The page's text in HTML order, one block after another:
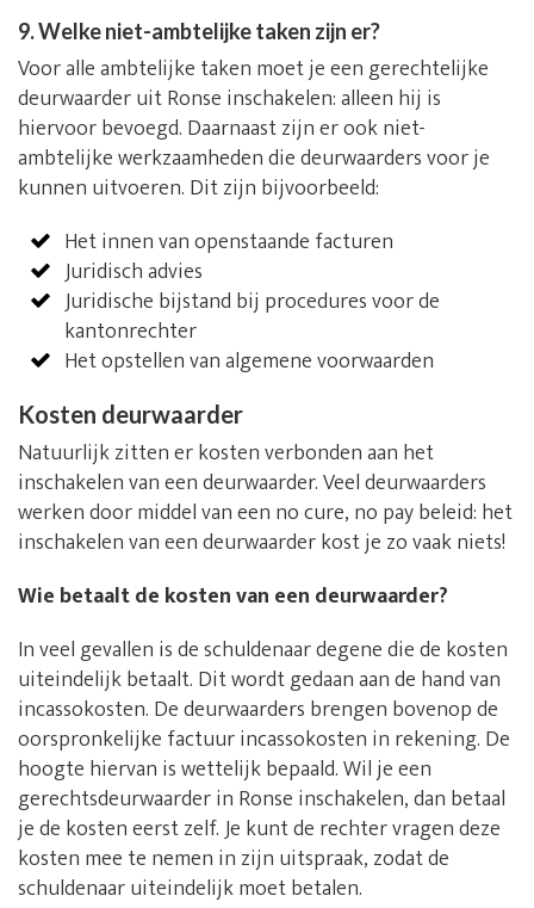
9. Welke niet-ambtelijke taken zijn er?
Voor alle ambtelijke taken moet je een gerechtelijke
deurwaarder uit Ronse inschakelen: alleen hij is
hiervoor bevoegd. Daarnaast zijn er ook niet-
ambtelijke werkzaamheden die deurwaarders voor je
kunnen uitvoeren. Dit zijn bijvoorbeeld:
Het innen van openstaande facturen
Juridisch advies
Juridische bijstand bij procedures voor de
kantonrechter
Het opstellen van algemene voorwaarden
Kosten deurwaarder
Natuurlijk zitten er kosten verbonden aan het
inschakelen van een deurwaarder. Veel deurwaarders
werken door middel van een no cure, no pay beleid: het
inschakelen van een deurwaarder kost je zo vaak niets!
Wie betaalt de kosten van een deurwaarder?
In veel gevallen is de schuldenaar degene die de kosten
uiteindelijk betaalt. Dit wordt gedaan aan de hand van
incassokosten. De deurwaarders brengen bovenop de
oorspronkelijke factuur incassokosten in rekening. De
hoogte hiervan is wettelijk bepaald. Wil je een
gerechtsdeurwaarder in Ronse inschakelen, dan betaal
je de kosten eerst zelf. Je kunt de rechter vragen deze
kosten mee te nemen in zijn uitspraak, zodat de
schuldenaar uiteindelijk moet betalen.